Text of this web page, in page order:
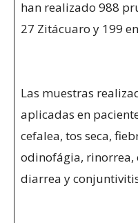
han realizado 988
27 Zitácuaro y 199
Las muestras
aplicadas en
cefalea, tos seca,
odinofágia, rinorrea,
diarrea y